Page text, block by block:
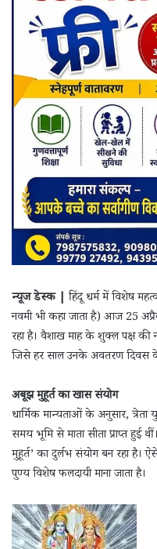
न्यूज डेस्क |
हिंदू धर्म में विशेष
नवमी भी कहा जाता है) आज 25
रहा है। वैशाख माह के शुक्ल पक्ष की
जिसे हर साल उनके अवतरण दिवस के
अबूझ मुहूर्त का खास संयोग
धार्मिक मान्यताओं के अनुसार,
समय भूमि से माता सीता प्राप्त हुई
मुहूर्त’ का दुर्लभ संयोग बन रहा है।
पुण्य विशेष फलदायी माना जाता है।